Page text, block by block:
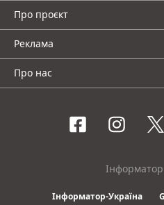
Про проєкт
Реклама
Про нас
Інформатор-Україна